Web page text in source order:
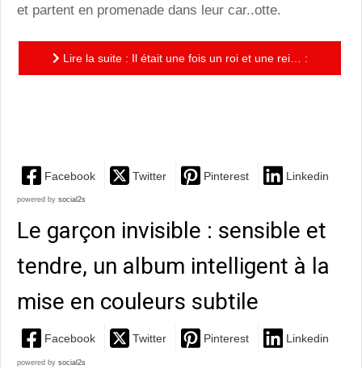
et partent en promenade dans leur car..otte.
Lire la suite : Il était une fois un roi et une rei… :
Facebook Twitter Pinterest Linkedin
powered by social2s
Le garçon invisible : sensible et
tendre, un album intelligent à la
mise en couleurs subtile
Facebook Twitter Pinterest Linkedin
powered by social2s